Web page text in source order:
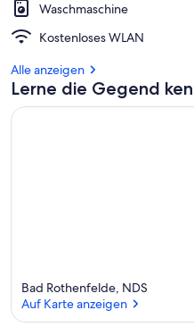
Waschmaschine
Kostenloses WLAN
Alle anzeigen
Lerne die Gegend
Bad Rothenfelde, NDS
Auf Karte anzeigen